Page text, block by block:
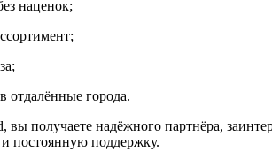
наценок;
отдалённые города.
получаете надёжного партнёра,
постоянную поддержку.